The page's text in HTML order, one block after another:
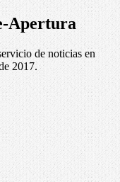
Apertura
de noticias en
2017.